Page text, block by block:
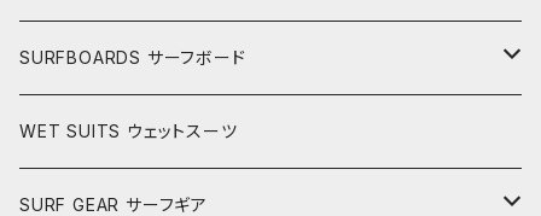
SURFBOARDS サーフボード
LONGBOARDS ロングボード
AKIRA ISHIZUKA
SHORTBOARDS ショートボード
WET SUITS ウェットスーツ
SURF GEAR サーフギア